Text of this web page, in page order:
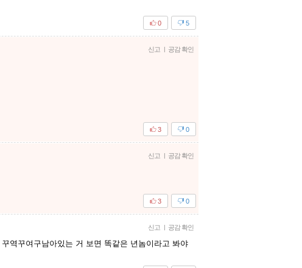
5
0
신고 | 공감 확인
0
3
신고 | 공감 확인
0
3
신고 | 공감 확인
역꾸여구남아있는 거 보면 똑같은 년놈이라고 봐야